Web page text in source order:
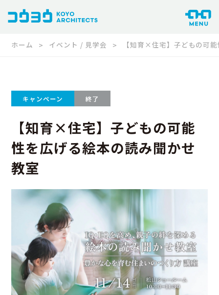
ホーム イベント / 見学会 【知育×住宅】子どもの可
キャンペーン 終了
【知育×住宅】子どもの可能
性を広げる絵本の読み聞かせ
教室